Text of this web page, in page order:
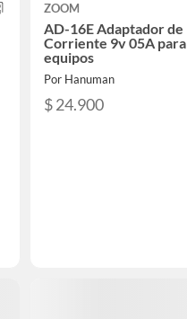
ZOOM
AD-16E Adaptador de
Corriente 9v 05A para
equipos
Por Hanuman
$ 24.900